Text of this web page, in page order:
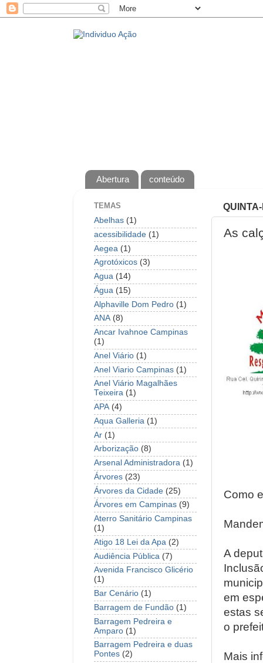
Abertura conteúdo
As
Como
A
em
estas
o
Mais
TEMAS
Abelhas (1)
acessibilidade (1)
Aegea (1)
Agrotóxicos (3)
Agua (14)
Água (15)
Alphaville Dom Pedro (1)
ANA (8)
Ancar Ivahnoe Campinas
(1)
Anel Viário (1)
Anel Viario Campinas (1)
Anel Viário Magalhães
Teixeira (1)
APA (4)
Aqua Galleria (1)
Ar (1)
Arborização (8)
Arsenal Administradora (1)
Árvores (23)
Árvores da Cidade (25)
Árvores em Campinas (9)
Aterro Sanitário Campinas
(1)
Atigo 18 Lei da Apa (2)
Audiência Pública (7)
Avenida Francisco Glicério
(1)
Bar Cenário (1)
Barragem de Fundão (1)
Barragem Pedreira e
Amparo (1)
Barragem Pedreira e duas
Pontes (2)